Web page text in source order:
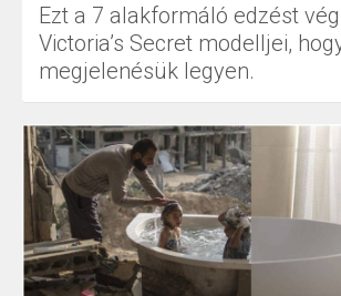
Ezt a 7 alakformáló edzést
Victoria’s Secret modelljei,
megjelenésük legyen.